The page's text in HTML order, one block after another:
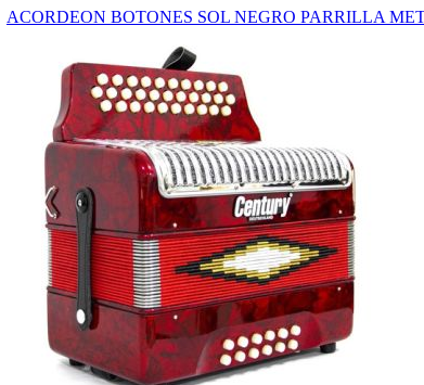
ACORDEON BOTONES SOL NEGRO PARRILLA